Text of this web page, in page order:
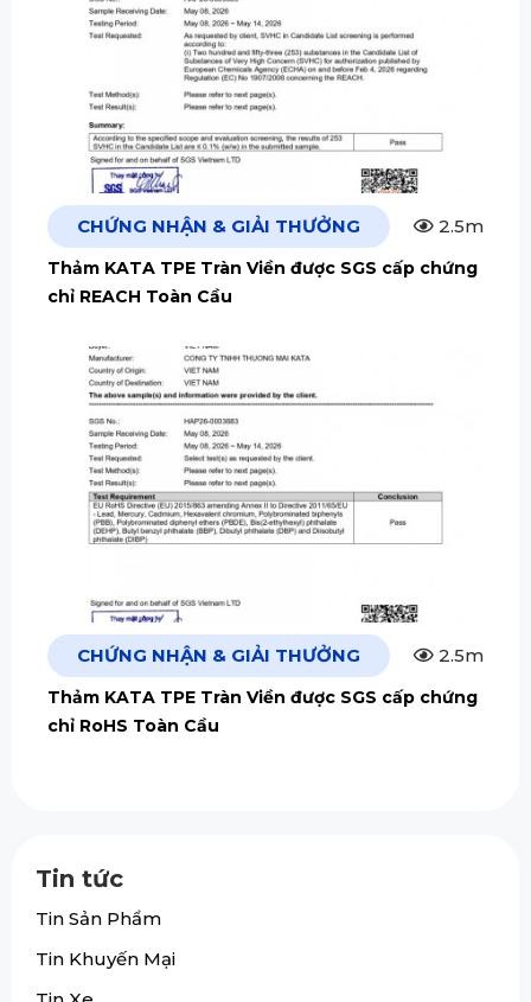
CHỨNG NHẬN & GIẢI THƯỞNG 2.5m
Thảm KATA TPE Tràn Viền được SGS cấp chứng
chỉ REACH Toàn Cầu
CHỨNG NHẬN & GIẢI THƯỞNG 2.5m
Thảm KATA TPE Tràn Viền được SGS cấp chứng
chỉ RoHS Toàn Cầu
Tin tức
Tin Sản Phẩm
Tin Khuyến Mại